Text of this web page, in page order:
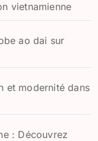
vietnamienne
ao dai sur
et modernité dans
: Découvrez